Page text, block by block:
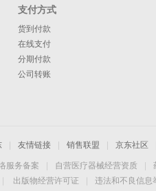
支付方式
货到付款
在线支付
分期付款
公司转账
友情链接 销售联盟 京东社区
服务备案 自营医疗器械经营资质
出版物经营许可证 违法和不良信